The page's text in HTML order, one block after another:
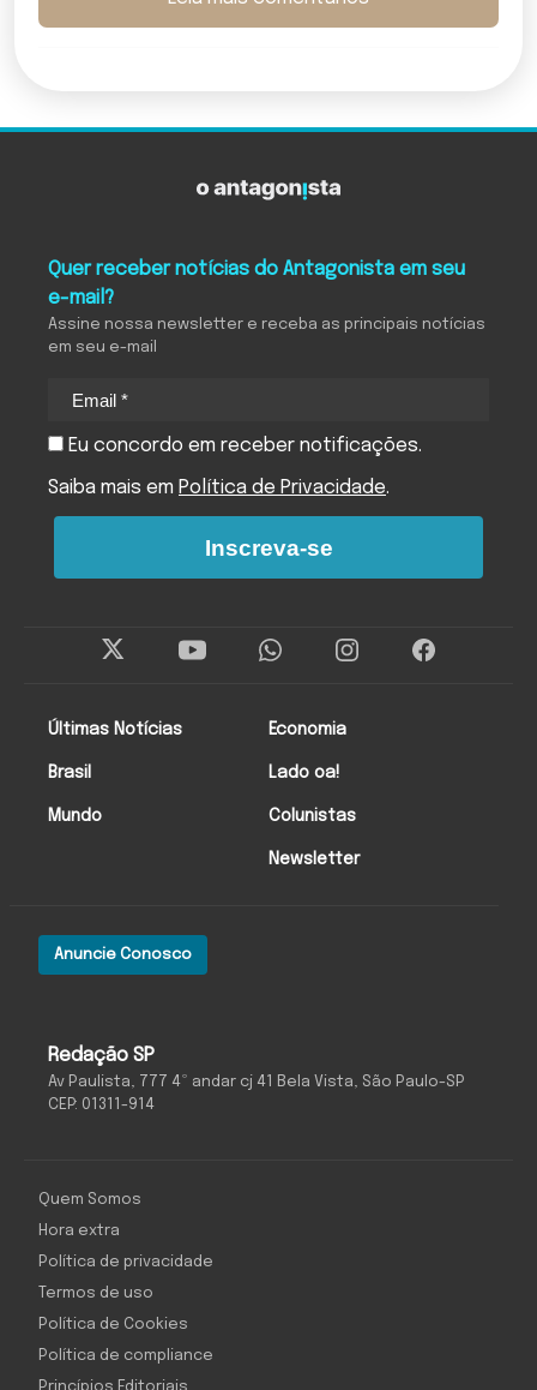
Redação SP
Av Paulista, 777 4º andar cj 41 Bela Vista, São Paulo-SP
CEP: 01311-914
Anuncie Conosco
Últimas Notícias
Brasil
Mundo
Economia
Lado oa!
Colunistas
Newsletter
Quer receber notícias do Antagonista em seu
e-mail?
Assine nossa newsletter e receba as principais notícias
em seu e-mail
Eu concordo em receber notificações.
Saiba mais em Política de Privacidade.
Inscreva-se
Quem Somos
Hora extra
Política de privacidade
Termos de uso
Política de Cookies
Política de compliance